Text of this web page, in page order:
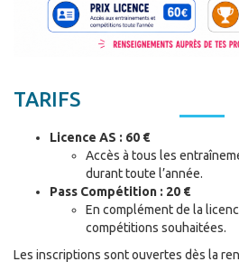
TARIFS
Licence AS : 60 €
Accès à tous les
durant toute l’année.
Pass Compétition : 20 €
En complément de la
compétitions souhaitées.
Les inscriptions sont ouvertes dès la